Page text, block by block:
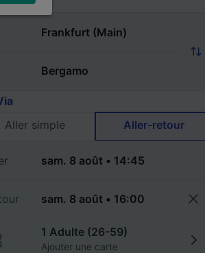
Aller simple
Aller-retour
1 Adulte (26-59)
Ajouter une carte